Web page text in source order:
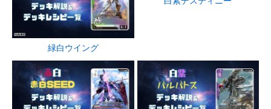
緑白ウイング